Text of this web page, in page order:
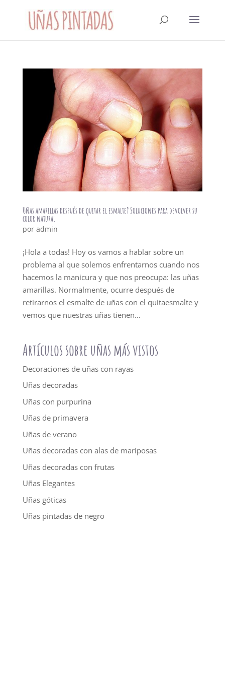
Uñas amarillas después de quitar el esmalte? Soluciones para devolver su
color natural
por admin
¡Hola a todas! Hoy os vamos a hablar sobre un
problema al que solemos enfrentarnos cuando nos
hacemos la manicura y que nos preocupa: las uñas
amarillas. Normalmente, ocurre después de
retirarnos el esmalte de uñas con el quitaesmalte y
vemos que nuestras uñas tienen...
Artículos sobre uñas más vistos
Decoraciones de uñas con rayas
Uñas decoradas
Uñas con purpurina
Uñas de primavera
Uñas de verano
Uñas decoradas con alas de mariposas
Uñas decoradas con frutas
Uñas Elegantes
Uñas góticas
Uñas pintadas de negro